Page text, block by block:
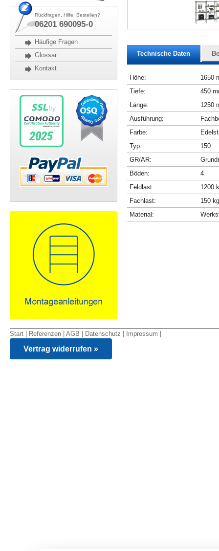
Rückfragen, Hilfe, Bestellen?
06201 690095-0
Häufige Fragen
Glossar
Kontakt
Technische Daten
Höhe:
1650
Tiefe:
450
Länge:
1250
Ausführung:
Farbe:
Typ:
150
GR/AR:
Böden:
4
Feldlast:
1200
Fachlast:
150 kg
Material:
Start Referenzen AGB Datenschutz Impressum
Vertrag widerrufen »